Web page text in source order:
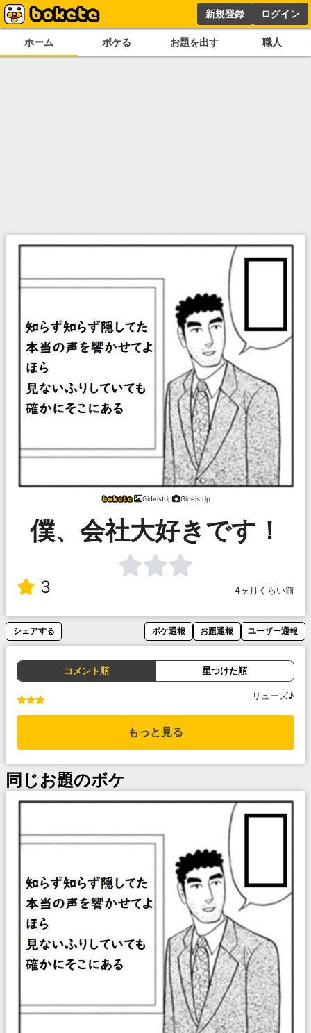
新規登録 ログイン
ホーム ボケる お題を出す 職人
Gideistrip Gideistrip
僕、会社大好きです！
3 4ヶ月くらい前
シェアする ボケ通報 お題通報 ユーザー通報
コメント順 星つけた順
リューズ♪
もっと見る
同じお題のボケ